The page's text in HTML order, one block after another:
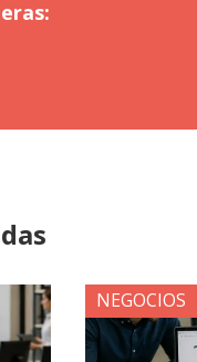
NEGOCIOS